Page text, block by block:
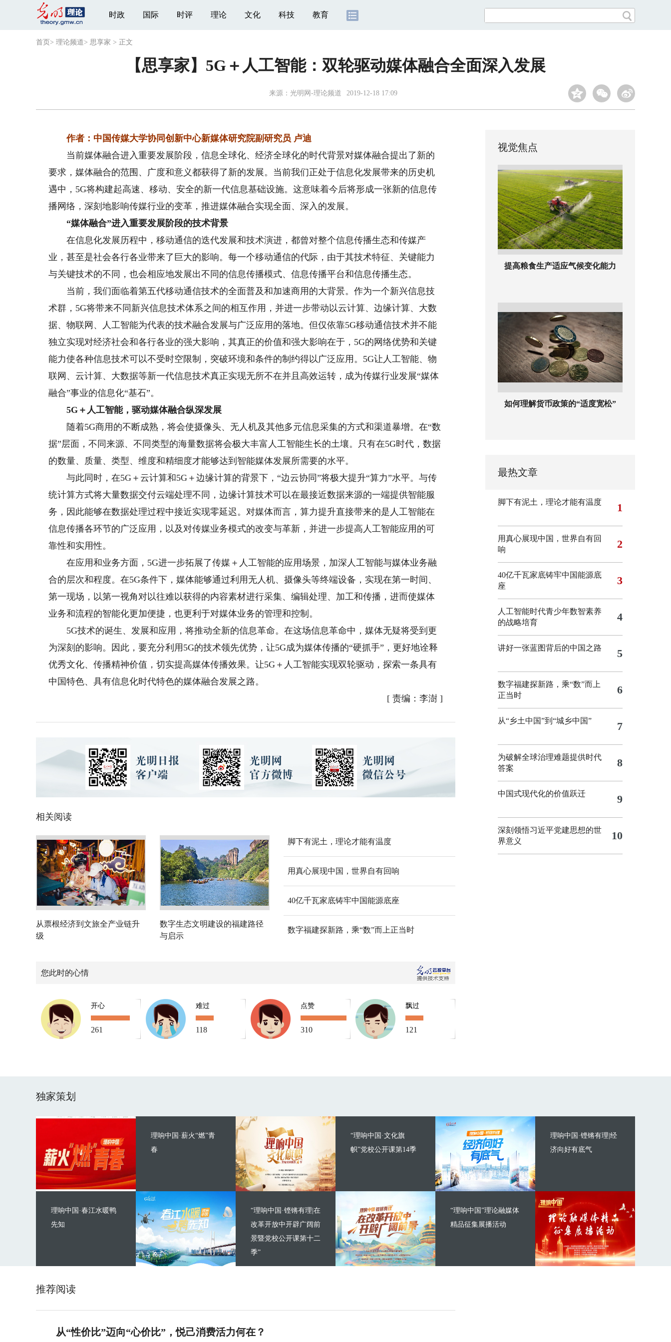
时政 国际 时评 理论 文化 科技 教育
首页 > 理论频道> 思享家 > 正文
【思享家】5G＋人工智能：双轮驱动媒体融合全面深入发展
来源： 光明网-理论频道 2019-12-18 17:09
作者：中国传媒大学协同创新中心新媒体研究院副研究员 卢迪
当前媒体融合进入重要发展阶段，信息全球化、经济全球化的时代背景对媒体融合提出了新的
要求，媒体融合的范围、广度和意义都获得了新的发展。当前我们正处于信息化发展带来的历史机
遇中，5G将构建起高速、移动、安全的新一代信息基础设施。这意味着今后将形成一张新的信息传
播网络，深刻地影响传媒行业的变革，推进媒体融合实现全面、深入的发展。
“媒体融合”进入重要发展阶段的技术背景
在信息化发展历程中，移动通信的迭代发展和技术演进，都曾对整个信息传播生态和传媒产
业，甚至是社会各行各业带来了巨大的影响。每一个移动通信的代际，由于其技术特征、关键能力
与关键技术的不同，也会相应地发展出不同的信息传播模式、信息传播平台和信息传播生态。
当前，我们面临着第五代移动通信技术的全面普及和加速商用的大背景。作为一个新兴信息技
术群，5G将带来不同新兴信息技术体系之间的相互作用，并进一步带动以云计算、边缘计算、大数
据、物联网、人工智能为代表的技术融合发展与广泛应用的落地。但仅依靠5G移动通信技术并不能
独立实现对经济社会和各行各业的强大影响，其真正的价值和强大影响在于，5G的网络优势和关键
能力使各种信息技术可以不受时空限制，突破环境和条件的制约得以广泛应用。5G让人工智能、物
联网、云计算、大数据等新一代信息技术真正实现无所不在并且高效运转，成为传媒行业发展“媒体
融合”事业的信息化“基石”。
5G＋人工智能，驱动媒体融合纵深发展
随着5G商用的不断成熟，将会使摄像头、无人机及其他多元信息采集的方式和渠道暴增。在“数
据”层面，不同来源、不同类型的海量数据将会极大丰富人工智能生长的土壤。只有在5G时代，数据
的数量、质量、类型、维度和精细度才能够达到智能媒体发展所需要的水平。
与此同时，在5G＋云计算和5G＋边缘计算的背景下，“边云协同”将极大提升“算力”水平。与传
统计算方式将大量数据交付云端处理不同，边缘计算技术可以在最接近数据来源的一端提供智能服
务，因此能够在数据处理过程中接近实现零延迟。对媒体而言，算力提升直接带来的是人工智能在
信息传播各环节的广泛应用，以及对传媒业务模式的改变与革新，并进一步提高人工智能应用的可
靠性和实用性。
在应用和业务方面，5G进一步拓展了传媒＋人工智能的应用场景，加深人工智能与媒体业务融
合的层次和程度。在5G条件下，媒体能够通过利用无人机、摄像头等终端设备，实现在第一时间、
第一现场，以第一视角对以往难以获得的内容素材进行采集、编辑处理、加工和传播，进而使媒体
业务和流程的智能化更加便捷，也更利于对媒体业务的管理和控制。
5G技术的诞生、发展和应用，将推动全新的信息革命。在这场信息革命中，媒体无疑将受到更
为深刻的影响。因此，要充分利用5G的技术领先优势，让5G成为媒体传播的“硬抓手”，更好地诠释
优秀文化、传播精神价值，切实提高媒体传播效果。让5G＋人工智能实现双轮驱动，探索一条具有
中国特色、具有信息化时代特色的媒体融合发展之路。
[ 责编：李澍]
相关阅读
从票根经济到文旅全产业链升
级
数字生态文明建设的福建路径
与启示
脚下有泥土，理论才能有温度
用真心展现中国，世界自有回响
40亿千瓦家底铸牢中国能源底座
数字福建探新路，乘“数”而上正当时
您此时的心情
开心
261
难过
118
点赞
310
飘过
121
视觉焦点
提高粮食生产适应气候变化能力
如何理解货币政策的“适度宽松”
最热文章
脚下有泥土，理论才能有温度 1
用真心展现中国，世界自有回
响
2
40亿千瓦家底铸牢中国能源底
座
3
人工智能时代青少年数智素养
的战略培育
4
讲好一张蓝图背后的中国之路 5
数字福建探新路，乘“数”而上
正当时
6
从“乡土中国”到“城乡中国” 7
为破解全球治理难题提供时代
答案
8
中国式现代化的价值跃迁 9
深刻领悟习近平党建思想的世
界意义
10
独家策划
理响中国·薪火“燃”青
春
理响中国·春江水暖鸭
先知
“理响中国·文化旗
帜”党校公开课第14季
“理响中国·铿锵有理|在
改革开放中开辟广阔前
景暨党校公开课第十二
季”
理响中国·铿锵有理|经
济向好有底气
“理响中国”理论融媒体
精品征集展播活动
推荐阅读
从“性价比”迈向“心价比”，悦己消费活力何在？